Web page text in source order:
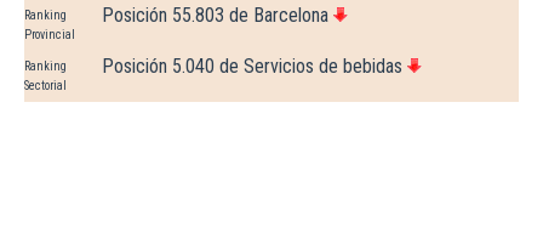
Ranking
Provincial
Posición 55.803 de Barcelona
Ranking
Sectorial
Posición 5.040 de Servicios de bebidas